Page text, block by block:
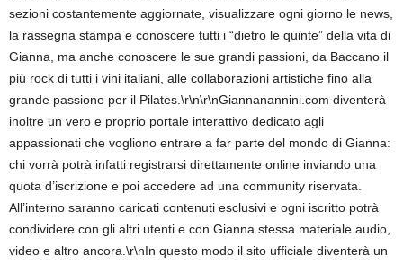
sezioni costantemente aggiornate, visualizzare ogni giorno le news,
la rassegna stampa e conoscere tutti i “dietro le quinte” della vita di
Gianna, ma anche conoscere le sue grandi passioni, da Baccano il
più rock di tutti i vini italiani, alle collaborazioni artistiche fino alla
grande passione per il Pilates.\r\n\r\nGiannanannini.com diventerà
inoltre un vero e proprio portale interattivo dedicato agli
appassionati che vogliono entrare a far parte del mondo di Gianna:
chi vorrà potrà infatti registrarsi direttamente online inviando una
quota d’iscrizione e poi accedere ad una community riservata.
All’interno saranno caricati contenuti esclusivi e ogni iscritto potrà
condividere con gli altri utenti e con Gianna stessa materiale audio,
video e altro ancora.\r\nIn questo modo il sito ufficiale diventerà un